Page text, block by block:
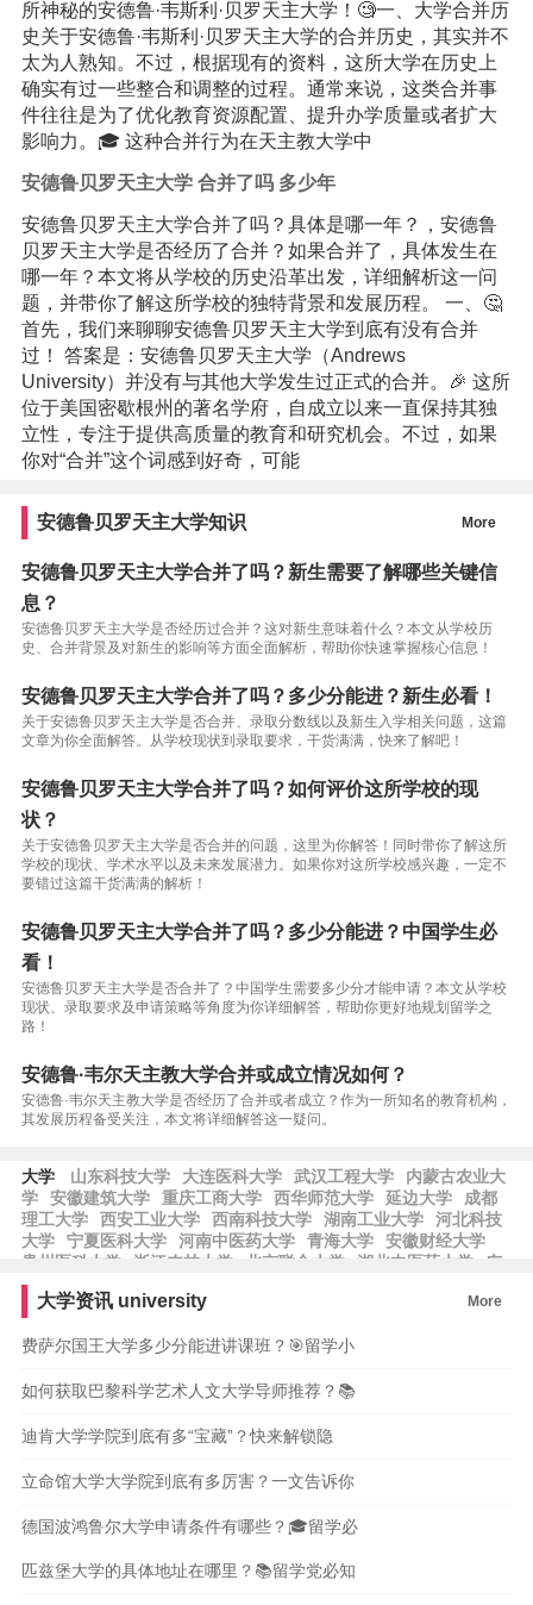
所神秘的安德鲁·韦斯利·贝罗天主大学！🧐一、大学合并历
史关于安德鲁·韦斯利·贝罗天主大学的合并历史，其实并不
太为人熟知。不过，根据现有的资料，这所大学在历史上
确实有过一些整合和调整的过程。通常来说，这类合并事
件往往是为了优化教育资源配置、提升办学质量或者扩大
影响力。🎓 这种合并行为在天主教大学中
安德鲁贝罗天主大学 合并了吗 多少年
安德鲁贝罗天主大学合并了吗？具体是哪一年？，安德鲁
贝罗天主大学是否经历了合并？如果合并了，具体发生在
哪一年？本文将从学校的历史沿革出发，详细解析这一问
题，并带你了解这所学校的独特背景和发展历程。 一、🤔
首先，我们来聊聊安德鲁贝罗天主大学到底有没有合并
过！ 答案是：安德鲁贝罗天主大学（Andrews
University）并没有与其他大学发生过正式的合并。🎉 这所
位于美国密歇根州的著名学府，自成立以来一直保持其独
立性，专注于提供高质量的教育和研究机会。不过，如果
你对“合并”这个词感到好奇，可能
安德鲁贝罗天主大学知识 More
安德鲁贝罗天主大学合并了吗？新生需要了解哪些关键信
息？
安德鲁贝罗天主大学是否经历过合并？这对新生意味着什么？本文从学校历
史、合并背景及对新生的影响等方面全面解析，帮助你快速掌握核心信息！
安德鲁贝罗天主大学合并了吗？多少分能进？新生必看！
关于安德鲁贝罗天主大学是否合并、录取分数线以及新生入学相关问题，这篇
文章为你全面解答。从学校现状到录取要求，干货满满，快来了解吧！
安德鲁贝罗天主大学合并了吗？如何评价这所学校的现
状？
关于安德鲁贝罗天主大学是否合并的问题，这里为你解答！同时带你了解这所
学校的现状、学术水平以及未来发展潜力。如果你对这所学校感兴趣，一定不
要错过这篇干货满满的解析！
安德鲁贝罗天主大学合并了吗？多少分能进？中国学生必
看！
安德鲁贝罗天主大学是否合并了？中国学生需要多少分才能申请？本文从学校
现状、录取要求及申请策略等角度为你详细解答，帮助你更好地规划留学之
路！
安德鲁·韦尔天主教大学合并或成立情况如何？
安德鲁·韦尔天主教大学是否经历了合并或者成立？作为一所知名的教育机构，
其发展历程备受关注，本文将详细解答这一疑问。
大学 山东科技大学 大连医科大学 武汉工程大学
内蒙古农业大
学
安徽建筑大学 重庆工商大学 西华师范大学 延边大学
成都
理工大学
西安工业大学 西南科技大学 湖南工业大学
河北科技
大学
宁夏医科大学 河南中医药大学 青海大学
安徽财经大学
贵州医科大学
浙江农林大学 北京联合大学 湖北中医药大学
广
东外语外贸大学
学
四川师范大学 黑龙江大学 新疆农业大学
大学资讯 university More
费萨尔国王大学多少分能进讲课班？🎯留学小
如何获取巴黎科学艺术人文大学导师推荐？📚
迪肯大学学院到底有多“宝藏”？快来解锁隐
立命馆大学大学院到底有多厉害？一文告诉你
德国波鸿鲁尔大学申请条件有哪些？🎓留学必
匹兹堡大学的具体地址在哪里？📚留学党必知